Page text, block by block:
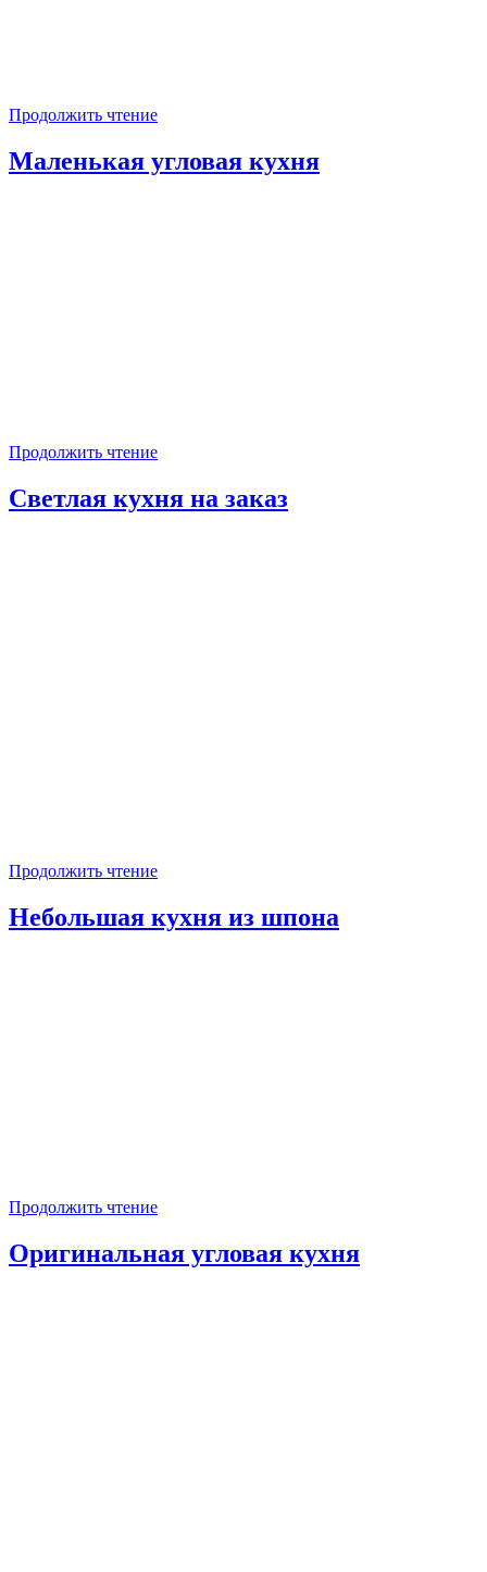
Продолжить чтение
Маленькая угловая кухня
Продолжить чтение
Светлая кухня на заказ
Продолжить чтение
Небольшая кухня из шпона
Продолжить чтение
Оригинальная угловая кухня